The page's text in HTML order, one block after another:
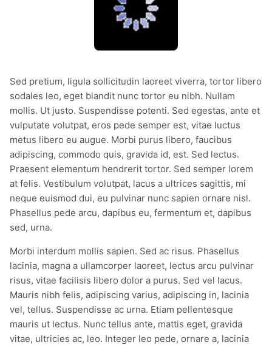
Sed pretium, ligula sollicitudin laoreet viverra, tortor libero
sodales leo, eget blandit nunc tortor eu nibh. Nullam
mollis. Ut justo. Suspendisse potenti. Sed egestas, ante et
vulputate volutpat, eros pede semper est, vitae luctus
metus libero eu augue. Morbi purus libero, faucibus
adipiscing, commodo quis, gravida id, est. Sed lectus.
Praesent elementum hendrerit tortor. Sed semper lorem
at felis. Vestibulum volutpat, lacus a ultrices sagittis, mi
neque euismod dui, eu pulvinar nunc sapien ornare nisl.
Phasellus pede arcu, dapibus eu, fermentum et, dapibus
sed, urna.
Morbi interdum mollis sapien. Sed ac risus. Phasellus
lacinia, magna a ullamcorper laoreet, lectus arcu pulvinar
risus, vitae facilisis libero dolor a purus. Sed vel lacus.
Mauris nibh felis, adipiscing varius, adipiscing in, lacinia
vel, tellus. Suspendisse ac urna. Etiam pellentesque
mauris ut lectus. Nunc tellus ante, mattis eget, gravida
vitae, ultricies ac, leo. Integer leo pede, ornare a, lacinia